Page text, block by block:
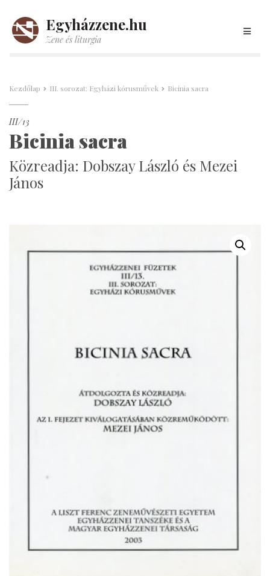
Egyházzene.hu
Zene és liturgia
Kezdőlap III. sorozat: Egyházi kórusművek Bicinia sacra
III/13
Bicinia sacra
Közreadja: Dobszay László és Mezei
János